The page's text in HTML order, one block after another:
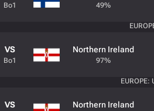
Bo1 49%
VS
Bo1
Northern Ireland
97%
VS Northern Ireland